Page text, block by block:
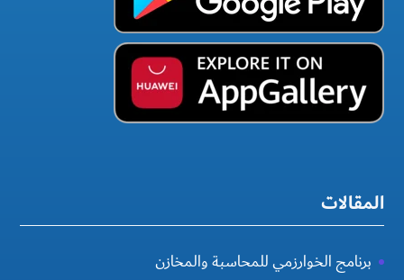
المقالات
برنامج الخوارزمي للمحاسبة والمخازن